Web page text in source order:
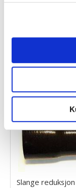
etter 14
innhold og
sosiale
Vi deler dessuten
annonsering og
med annen
eller som de har
tjenestene deres.
735,00 kr
Slange